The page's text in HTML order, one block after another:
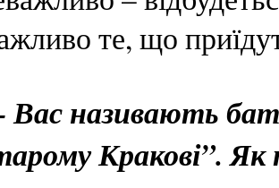
те, що
називають
Кракові”. Як